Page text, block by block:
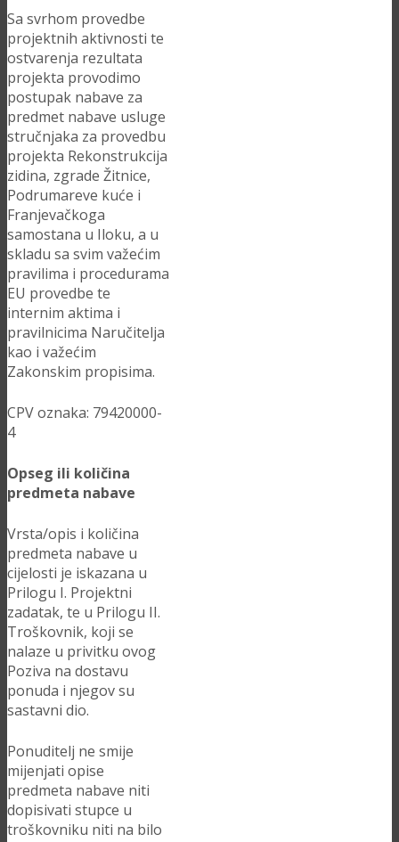
Sa svrhom provedbe
projektnih aktivnosti te
ostvarenja rezultata
projekta provodimo
postupak nabave za
predmet nabave usluge
stručnjaka za provedbu
projekta Rekonstrukcija
zidina, zgrade Žitnice,
Podrumareve kuće i
Franjevačkoga
samostana u Iloku, a u
skladu sa svim važećim
pravilima i procedurama
EU provedbe te
internim aktima i
pravilnicima Naručitelja
kao i važećim
Zakonskim propisima.
CPV oznaka: 79420000-
4
Opseg ili količina
predmeta nabave
Vrsta/opis i količina
predmeta nabave u
cijelosti je iskazana u
Prilogu I. Projektni
zadatak, te u Prilogu II.
Troškovnik, koji se
nalaze u privitku ovog
Poziva na dostavu
ponuda i njegov su
sastavni dio.
Ponuditelj ne smije
mijenjati opise
predmeta nabave niti
dopisivati stupce u
troškovniku niti na bilo